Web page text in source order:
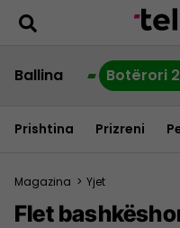
Ballina Botërori
Prishtina Prizreni
Magazina > Yjet
Flet